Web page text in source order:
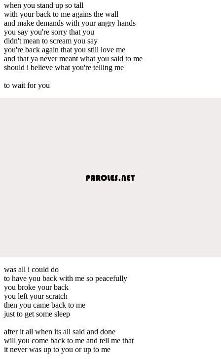
when you stand up so tall
with your back to me agains the wall
and make demands with your angry hands
you say you're sorry that you
didn't mean to scream you say
you're back again that you still love me
and that ya never meant what you said to me
should i believe what you're telling me
to wait for you
was all i could do
to have you back with me so peacefully
you broke your back
you left your scratch
then you came back to me
just to get some sleep
after it all when its all said and done
will you come back to me and tell me that
it never was up to you or up to me